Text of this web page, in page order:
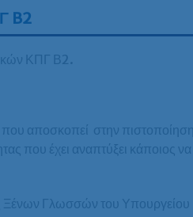
B2
ΚΠΓ Β2.
αποσκοπεί στην
που έχει αναπτύξει κάποιος να
Ξένων Γλωσσών του Υπουργείου